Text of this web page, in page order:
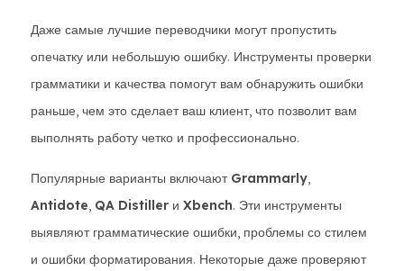
Даже самые лучшие переводчики могут пропустить
опечатку или небольшую ошибку. Инструменты проверки
грамматики и качества помогут вам обнаружить ошибки
раньше, чем это сделает ваш клиент, что позволит вам
выполнять работу четко и профессионально.
Популярные варианты включают Grammarly,
Antidote, QA Distiller и Xbench. Эти инструменты
выявляют грамматические ошибки, проблемы со стилем
и ошибки форматирования. Некоторые даже проверяют